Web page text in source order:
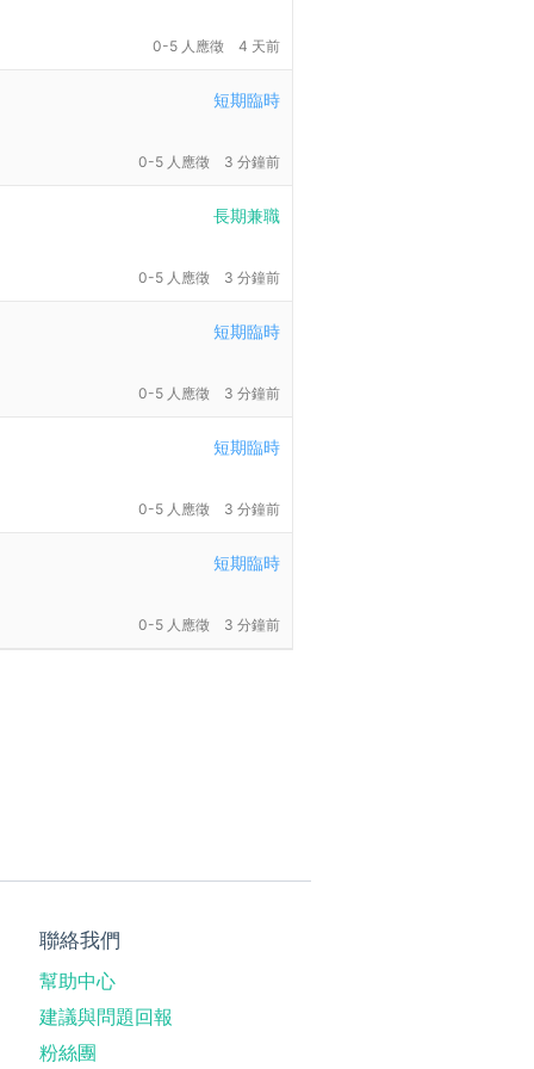
0-5 人應徵 4 天前
短期臨時
0-5 人應徵 3 分鐘前
長期兼職
0-5 人應徵 3 分鐘前
短期臨時
0-5 人應徵 3 分鐘前
短期臨時
0-5 人應徵 3 分鐘前
短期臨時
0-5 人應徵 3 分鐘前
聯絡我們
幫助中心
建議與問題回報
粉絲團